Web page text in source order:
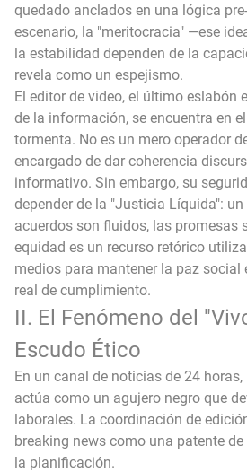
quedado anclados en una lógica
escenario, la "meritocracia" —ese
la estabilidad dependen de la
revela como un espejismo.
El editor de video, el último eslabón
de la información, se encuentra en
tormenta. No es un mero operador
encargado de dar coherencia
informativo. Sin embargo, su
depender de la "Justicia Líquida":
acuerdos son fluidos, las promesas
equidad es un recurso retórico
medios para mantener la paz social
real de cumplimiento.
II. El Fenómeno del
Escudo Ético
En un canal de noticias de 24
actúa como un agujero negro que
laborales. La coordinación de
breaking news como una patente
la planificación.